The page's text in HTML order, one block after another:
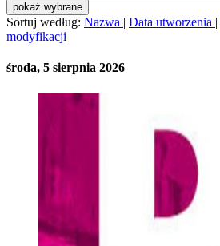
pokaż wybrane
Sortuj według: Nazwa | Data utworzenia |
modyfikacji
środa, 5 sierpnia 2026